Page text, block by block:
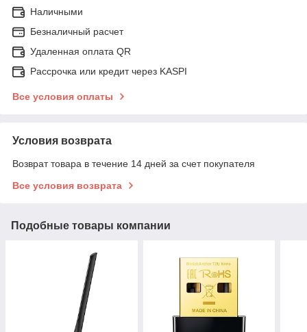
Наличными
Безналичный расчет
Удаленная оплата QR
Рассрочка или кредит через KASPI
Все условия оплаты
Условия возврата
Возврат товара в течение 14 дней за счет покупателя
Все условия возврата
Подобные товары компании